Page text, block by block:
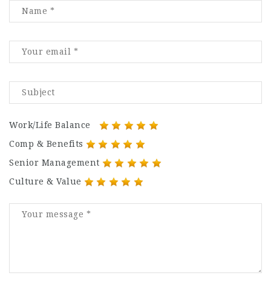
Work/Life Balance
Comp & Benefits
Senior Management
Culture & Value